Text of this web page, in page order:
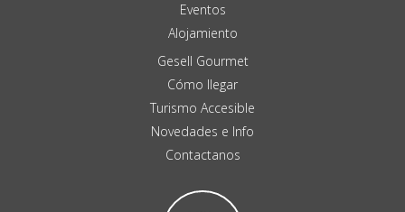
Eventos
Alojamiento
Gesell Gourmet
Cómo llegar
Turismo Accesible
Novedades e Info
Contactanos